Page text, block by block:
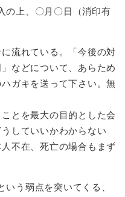
の上、〇月〇日（消印有
流れている。「今後の対
などについて、あらため
ガキを送って下さい。無
とを最大の目的とした会
していいかわからない
不在、死亡の場合もまず
う弱点を突いてくる、